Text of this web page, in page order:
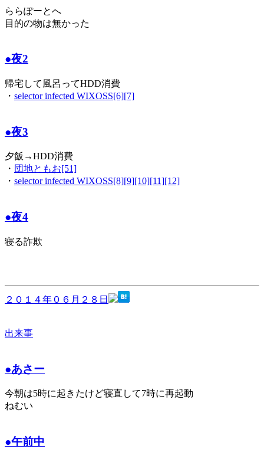
ららぽーとへ
目的の物は無かった
●夜2
帰宅して風呂ってHDD消費
・ selector infected WIXOSS[6][7]
●夜3
夕飯→HDD消費
・ 団地ともお[51]
・ selector infected WIXOSS[8][9][10][11][12]
●夜4
寝る詐欺
２０１４年０６月２８日
出来事
●あさー
今朝は5時に起きたけど寝直して7時に再起動
ねむい
●午前中